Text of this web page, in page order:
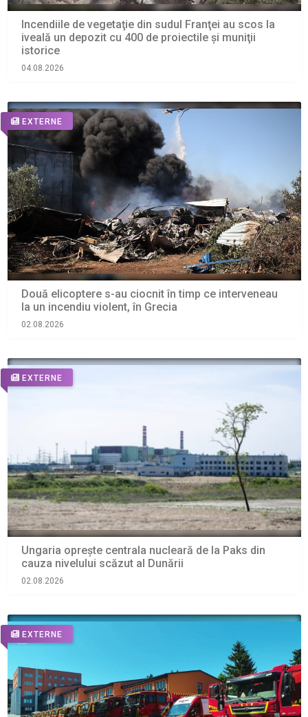
Incendiile de vegetaţie din sudul Franţei au scos la
iveală un depozit cu 400 de proiectile şi muniţii
istorice
04.08.2026
EXTERNE
Două elicoptere s-au ciocnit în timp ce interveneau
la un incendiu violent, în Grecia
02.08.2026
EXTERNE
Ungaria oprește centrala nucleară de la Paks din
cauza nivelului scăzut al Dunării
02.08.2026
EXTERNE